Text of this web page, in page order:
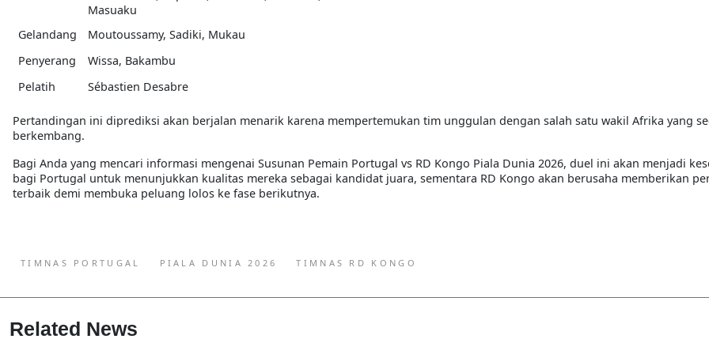
Masuaku
Gelandang
Moutoussamy, Sadiki, Mukau
Penyerang
Wissa, Bakambu
Pelatih
Sébastien Desabre
Pertandingan ini diprediksi akan berjalan menarik karena mempertemukan tim unggulan dengan salah satu wakil Afrika yang
berkembang.
Bagi Anda yang mencari informasi mengenai Susunan Pemain Portugal vs RD Kongo Piala Dunia 2026, duel ini akan menjadi
bagi Portugal untuk menunjukkan kualitas mereka sebagai kandidat juara, sementara RD Kongo akan berusaha memberikan
terbaik demi membuka peluang lolos ke fase berikutnya.
TIMNAS PORTUGAL PIALA DUNIA 2026 TIMNAS RD KONGO
Related News